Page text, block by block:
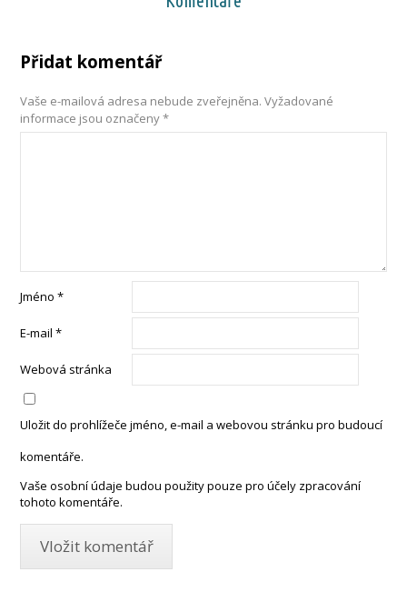
Přidat komentář
Vaše e-mailová adresa nebude zveřejněna. Vyžadované
informace jsou označeny*
Jméno*
E-mail*
Webová stránka
Uložit do prohlížeče jméno, e-mail a webovou stránku pro budoucí
komentáře.
Vaše osobní údaje budou použity pouze pro účely zpracování
tohoto komentáře.